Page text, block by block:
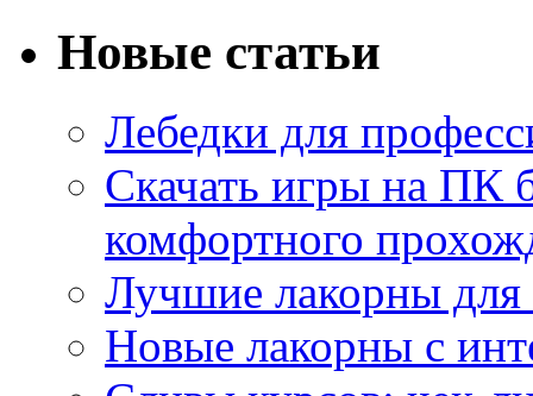
Новые статьи
Лебедки для
Скачать игры на ПК
комфортного
Лучшие лакорны для
Новые лакорны с